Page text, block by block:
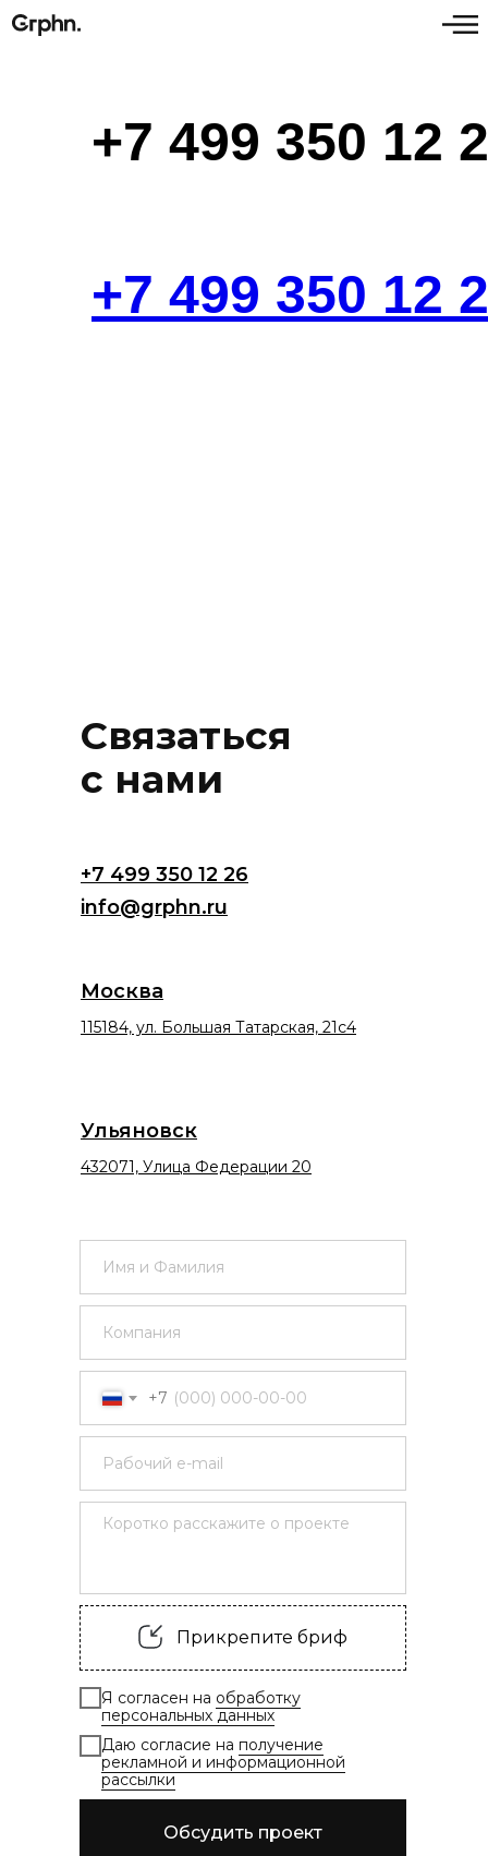
+7 499 350 12
+7 499 350 12
Связаться
с нами
info@grphn.ru
+7 499 350 12 26
115184, ул. Большая Татарская, 21с4
Москва
432071, Улица Федерации 20
Ульяновск
+7
Прикрепите бриф
Я согласен на обработку
персональных данных
Даю согласие на получение
рекламной и информационной
рассылки
Обсудить проект